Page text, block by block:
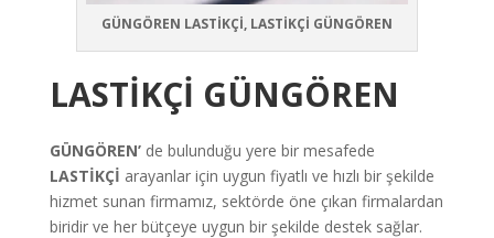
GÜNGÖREN LASTİKÇİ, LASTİKÇİ GÜNGÖREN
LASTİKÇİ GÜNGÖREN
GÜNGÖREN’ de bulunduğu yere bir mesafede
LASTİKÇİ arayanlar için uygun fiyatlı ve hızlı bir şekilde
hizmet sunan firmamız, sektörde öne çıkan firmalardan
biridir ve her bütçeye uygun bir şekilde destek sağlar.